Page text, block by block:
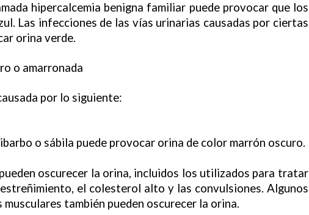
hipercalcemia benigna familiar puede provocar que los
Las infecciones de las vías urinarias causadas por ciertas
orina verde.
o amarronada
por lo siguiente:
o sábila puede provocar orina de color marrón oscuro.
oscurecer la orina, incluidos los utilizados para tratar
el colesterol alto y las convulsiones. Algunos
también pueden oscurecer la orina.